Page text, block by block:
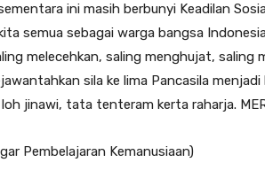
ini masih berbunyi Keadilan
semua sebagai warga bangsa
melecehkan, saling menghujat, saling
sila ke lima Pancasila
jinawi, tata tenteram kerta raharja.
Pembelajaran Kemanusiaan)